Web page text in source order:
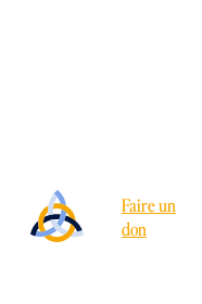
Faire un
don